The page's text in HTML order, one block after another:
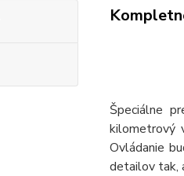
Špeciálne
kilometrový
Ovládanie
detailov tak,